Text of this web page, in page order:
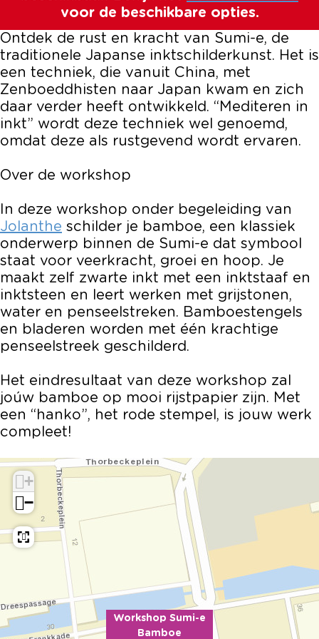
u
m
i
-
e
B
a
m
o
p
S
u
m
i
-
e
B
m
o
e
o
p
S
u
m
i
-
e
a
b
o
e
u
m
i
-
e
B
a
m
o
h
o
p
S
u
m
i
-
B
m
b
o
e
voor de beschikbare opties.
Ontdek de rust en kracht van Sumi-e, de
traditionele Japanse inktschilderkunst. Het is
een techniek, die vanuit China, met
Zenboeddhisten naar Japan kwam en zich
daar verder heeft ontwikkeld. “Mediteren in
inkt” wordt deze techniek wel genoemd,
omdat deze als rustgevend wordt ervaren.
Over de workshop
In deze workshop onder begeleiding van
Jolanthe schilder je bamboe, een klassiek
onderwerp binnen de Sumi-e dat symbool
staat voor veerkracht, groei en hoop. Je
maakt zelf zwarte inkt met een inktstaaf en
inktsteen en leert werken met grijstonen,
water en penseelstreken. Bamboestengels
en bladeren worden met één krachtige
penseelstreek geschilderd.
Het eindresultaat van deze workshop zal
joúw bamboe op mooi rijstpapier zijn. Met
een “hanko”, het rode stempel, is jouw werk
compleet!
Workshop Sumi-e
Bamboe
+
−